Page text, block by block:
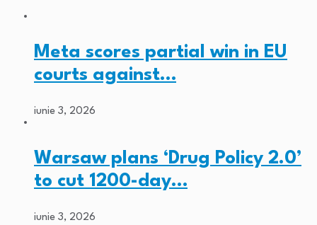
Meta scores partial win in EU
courts against…
iunie 3, 2026
Warsaw plans ‘Drug Policy 2.0’
to cut 1200-day…
iunie 3, 2026